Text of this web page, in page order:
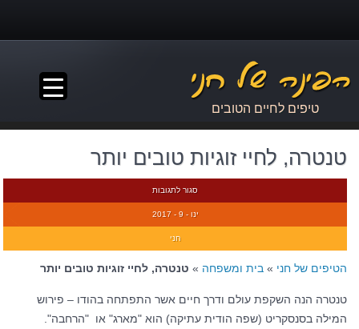
טיפים לחיים הטובים
טנטרה, לחיי זוגיות טובים יותר
סגור לתגובות
ינו - 9 - 2017
חני
הטיפים של חני » בית ומשפחה » טנטרה, לחיי זוגיות טובים יותר
טנטרה הנה השקפת עולם ודרך חיים אשר התפתחה בהודו – פירוש
המילה בסנסקריט (שפה הודית עתיקה) הוא "מארג" או "הרחבה".